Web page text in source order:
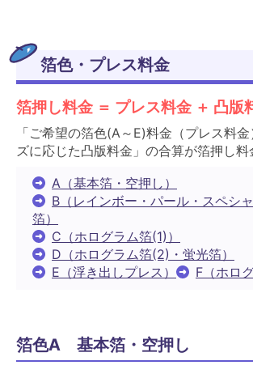
箔色・プレス料金
箔押し料金 ＝ プレス料金 ＋ 凸版
「ご希望の箔色(A～E)料金（プレス料
ズに応じた凸版料金」の合算が箔押し料
A（基本箔・空押し）
B（レインボー・パール・スペシ
箔）
C（ホログラム箔(1)）
D（ホログラム箔(2)・蛍光箔）
E（浮き出しプレス）
F（ホロ
箔色A 基本箔・空押し